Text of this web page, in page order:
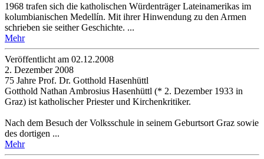
1968 trafen sich die katholischen Würdenträger Lateinamerikas im
kolumbianischen Medellín. Mit ihrer Hinwendung zu den Armen
schrieben sie seither Geschichte. ...
Mehr
Veröffentlicht am 02­.12.2008
2. Dezember 2008
75 Jahre Prof. Dr. Gotthold Hasenhüttl
Gotthold Nathan Ambrosius Hasenhüttl (* 2. Dezember 1933 in
Graz) ist katholischer Priester und Kirchenkritiker.
Nach dem Besuch der Volksschule in seinem Geburtsort Graz sowie
des dortigen ...
Mehr